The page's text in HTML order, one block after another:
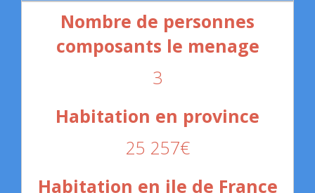
3
25 257€